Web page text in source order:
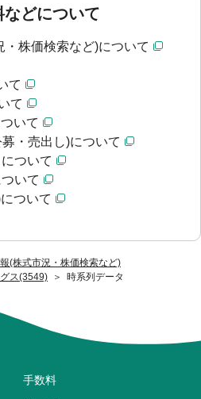
(株式市況・株価検索など)
ス(3549)
時系列データ
などについて
株価検索など)について
て
て
いて
・売出し)について
ついて
いて
ついて
手数料